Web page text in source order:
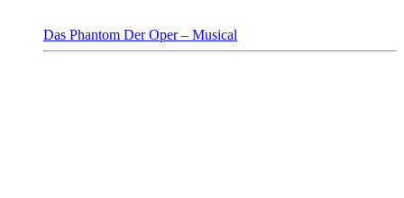
Das Phantom Der Oper – Musical